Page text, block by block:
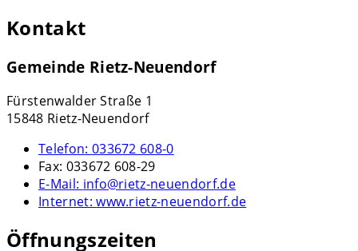
Kontakt
Gemeinde Rietz-Neuendorf
Fürstenwalder Straße 1
15848 Rietz-Neuendorf
Telefon: 033672 608-0
Fax: 033672 608-29
E-Mail: info@rietz-neuendorf.de
Internet:www.rietz-neuendorf.de
Öffnungszeiten